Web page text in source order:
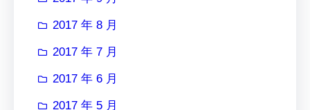
2017 年 8 月
2017 年 7 月
2017 年 6 月
2017 年 5 月